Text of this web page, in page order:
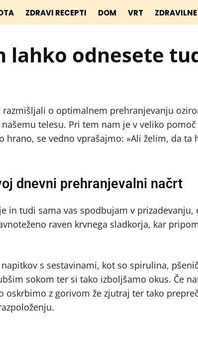
ZDRAVI RECEPTI DOM VRT
lahko odnesete
o optimalnem prehranjevanju
telesu. Pri tem nam je v veliko
se vedno vprašajmo: »Ali želim, da ta
dnevni prehranjevalni načrt
in tudi sama vas spodbujam v
raven krvnega sladkorja, kar
s sestavinami, kot so spirulina,
sokom ter si tako izboljšamo okus. Če
oskrbimo z gorivom že zjutraj ter tako